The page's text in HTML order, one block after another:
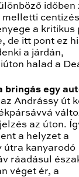
időben
melletti
a kritikus
de itt pont ez
a járdán,
halad a
bringás egy
Andrássy út
az úton.
a helyzet a
útra kanyarodó
ráadásul
véget ér, a